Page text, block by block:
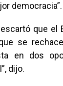
democracia”.
que el
se
en dos
dijo.